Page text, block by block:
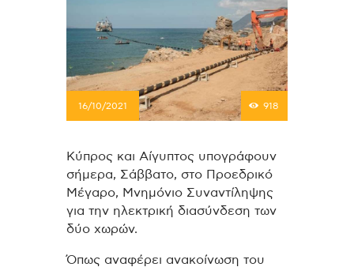
16/10/2021 918
Κύπρος και Αίγυπτος υπογράφουν
σήμερα, Σάββατο, στο Προεδρικό
Μέγαρο, Μνημόνιο Συναντίληψης
για την ηλεκτρική διασύνδεση των
δύο χωρών.
Όπως αναφέρει ανακοίνωση του